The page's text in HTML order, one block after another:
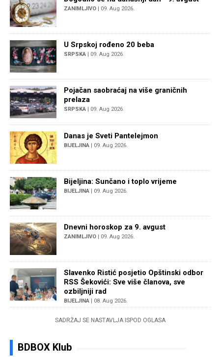
ZANIMLJIVO | 09. Aug 2026.
U Srpskoj rođeno 20 beba
SRPSKA | 09. Aug 2026.
Pojačan saobraćaj na više graničnih
prelaza
SRPSKA | 09. Aug 2026.
Danas je Sveti Pantelejmon
BIJELJINA | 09. Aug 2026.
Bijeljina: Sunčano i toplo vrijeme
BIJELJINA | 09. Aug 2026.
Dnevni horoskop za 9. avgust
ZANIMLJIVO | 09. Aug 2026.
Slavenko Ristić posjetio Opštinski odbor
RSS Šekovići: Sve više članova, sve
ozbiljniji rad
BIJELJINA | 08. Aug 2026.
SADRŽAJ SE NASTAVLJA ISPOD OGLASA
BDBOX Klub